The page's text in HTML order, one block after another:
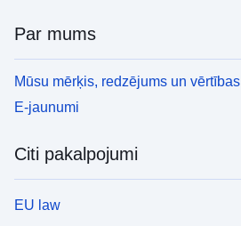
Par mums
Mūsu mērķis, redzējums un vērtības
E-jaunumi
Citi pakalpojumi
EU law